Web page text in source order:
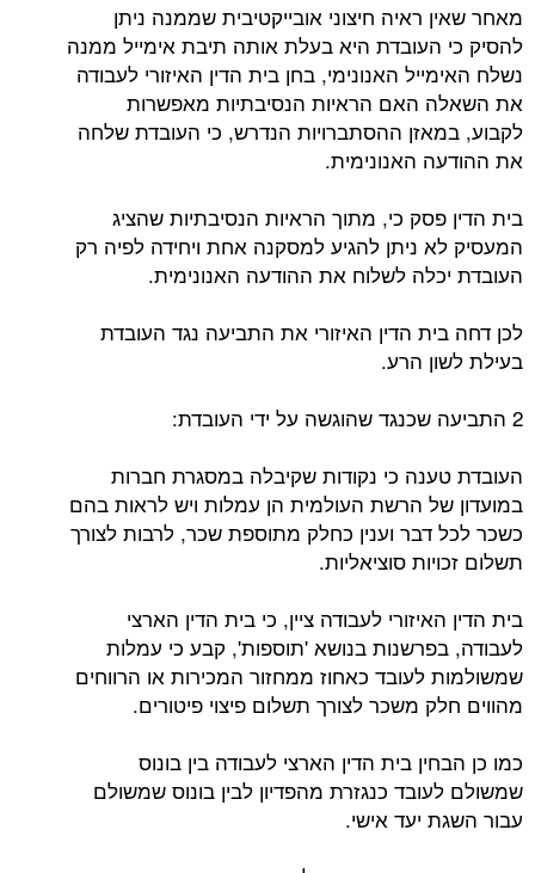
מאחר שאין ראיה חיצוני אובייקטיבית שממנה ניתן
להסיק כי העובדת היא בעלת אותה תיבת אימייל ממנה
נשלח האימייל האנונימי, בחן בית הדין האיזורי לעבודה
את השאלה האם הראיות הנסיבתיות מאפשרות
לקבוע, במאזן ההסתברויות הנדרש, כי העובדת שלחה
את ההודעה האנונימית.
בית הדין פסק כי, מתוך הראיות הנסיבתיות שהציג
המעסיק לא ניתן להגיע למסקנה אחת ויחידה לפיה רק
העובדת יכלה לשלוח את ההודעה האנונימית.
לכן דחה בית הדין האיזורי את התביעה נגד העובדת
בעילת לשון הרע.
2 התביעה שכנגד שהוגשה על ידי העובדת:
העובדת טענה כי נקודות שקיבלה במסגרת חברות
במועדון של הרשת העולמית הן עמלות ויש לראות בהם
כשכר לכל דבר וענין כחלק מתוספת שכר, לרבות לצורך
תשלום זכויות סוציאליות.
בית הדין האיזורי לעבודה ציין, כי בית הדין הארצי
לעבודה, בפרשנות בנושא 'תוספות', קבע כי עמלות
שמשולמות לעובד כאחוז ממחזור המכירות או הרווחים
מהווים חלק משכר לצורך תשלום פיצוי פיטורים.
כמו כן הבחין בית הדין הארצי לעבודה בין בונוס
שמשולם לעובד כנגזרת מהפדיון לבין בונוס שמשולם
עבור השגת יעד אישי.